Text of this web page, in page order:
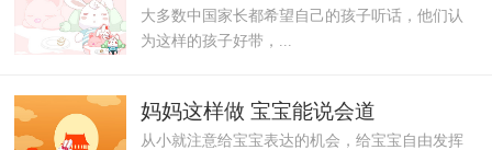
吗
大多数中国家长都希望自己的孩子听话，他们认
为这样的孩子好带，...
妈妈这样做 宝宝能说会道
从小就注意给宝宝表达的机会，给宝宝自由发挥